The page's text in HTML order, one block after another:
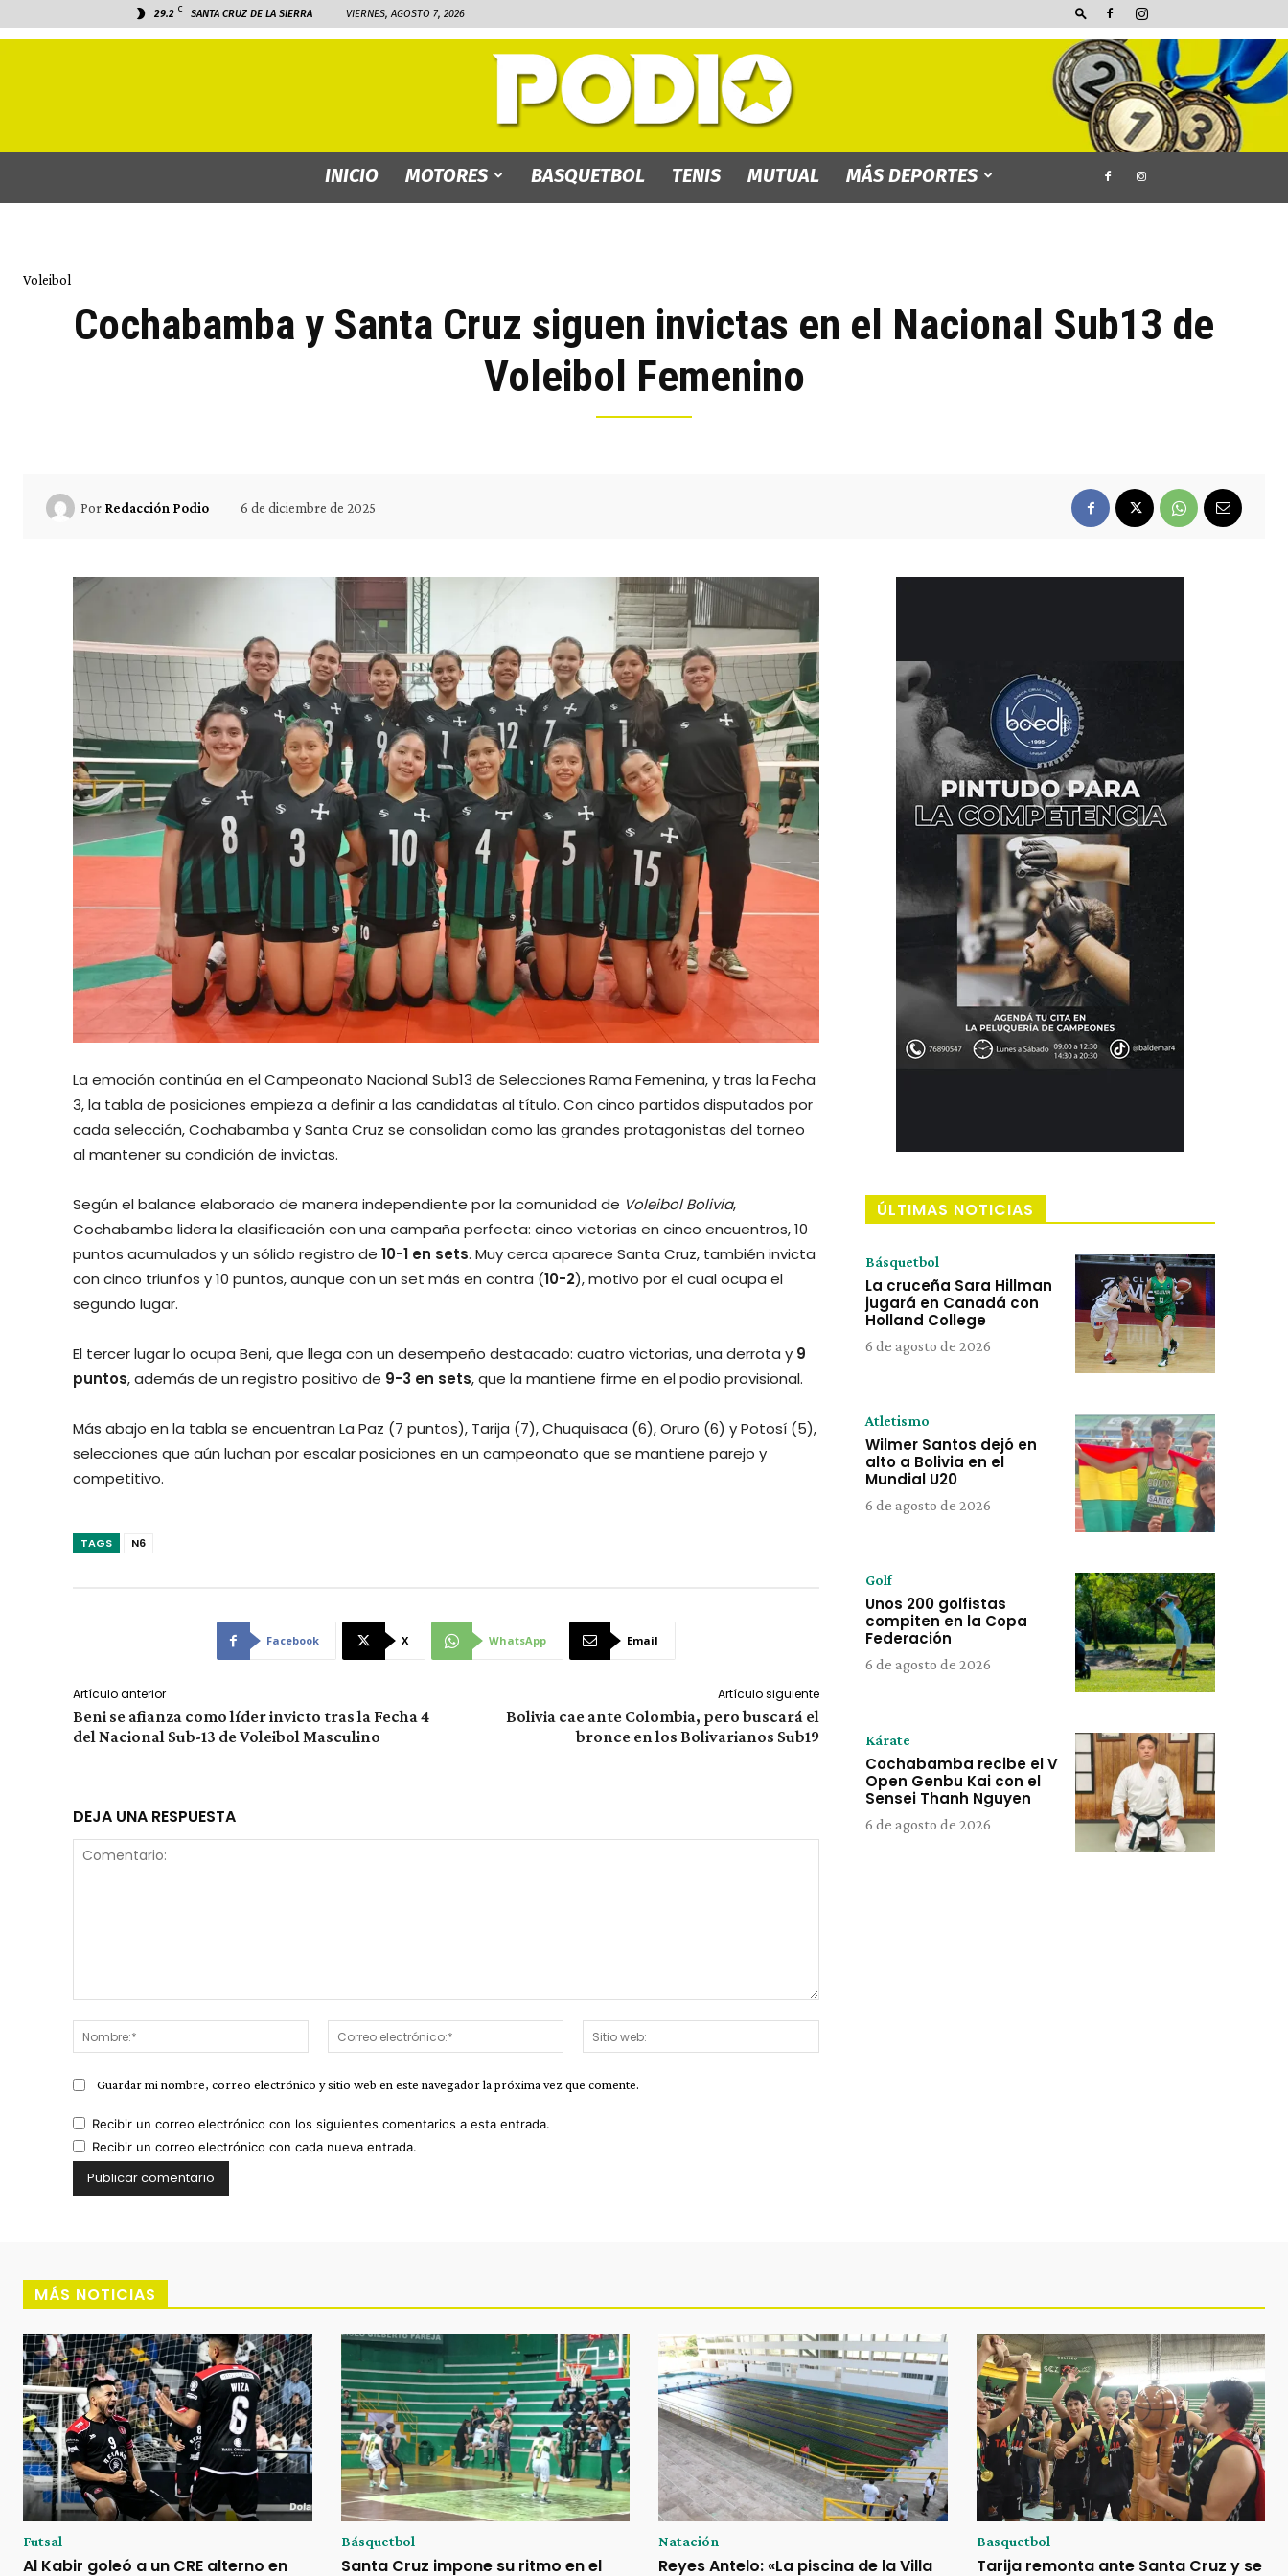
29.2 C SANTA CRUZ DE LA SIERRA VIERNES, AGOSTO 7, 2026
INICIO MOTORES BASQUETBOL TENIS MUTUAL MÁS DEPORTES
Voleibol
Cochabamba y Santa Cruz siguen invictas en el Nacional Sub13 de
Voleibol Femenino
Por Redacción Podio 6 de diciembre de 2025
La emoción continúa en el Campeonato Nacional Sub13 de Selecciones Rama Femenina, y tras la Fecha
3, la tabla de posiciones empieza a definir a las candidatas al título. Con cinco partidos disputados por
cada selección, Cochabamba y Santa Cruz se consolidan como las grandes protagonistas del torneo
al mantener su condición de invictas.
Según el balance elaborado de manera independiente por la comunidad de Voleibol Bolivia,
Cochabamba lidera la clasificación con una campaña perfecta: cinco victorias en cinco encuentros, 10
puntos acumulados y un sólido registro de 10-1 en sets. Muy cerca aparece Santa Cruz, también invicta
con cinco triunfos y 10 puntos, aunque con un set más en contra (10-2), motivo por el cual ocupa el
segundo lugar.
El tercer lugar lo ocupa Beni, que llega con un desempeño destacado: cuatro victorias, una derrota y 9
puntos, además de un registro positivo de 9-3 en sets, que la mantiene firme en el podio provisional.
Más abajo en la tabla se encuentran La Paz (7 puntos), Tarija (7), Chuquisaca (6), Oruro (6) y Potosí (5),
selecciones que aún luchan por escalar posiciones en un campeonato que se mantiene parejo y
competitivo.
TAGS N6
Facebook X WhatsApp Email
Artículo anterior
Beni se afianza como líder invicto tras la Fecha 4
del Nacional Sub-13 de Voleibol Masculino
Artículo siguiente
Bolivia cae ante Colombia, pero buscará el
bronce en los Bolivarianos Sub19
DEJA UNA RESPUESTA
Nombre:*
Correo
electrónico:*
web:
Guardar mi nombre, correo electrónico y sitio web en este navegador la próxima vez que comente.
Recibir un correo electrónico con los siguientes comentarios a esta entrada.
Recibir un correo electrónico con cada nueva entrada.
ÚLTIMAS NOTICIAS
Básquetbol
La cruceña Sara Hillman
jugará en Canadá con
Holland College
6 de agosto de 2026
Atletismo
Wilmer Santos dejó en
alto a Bolivia en el
Mundial U20
6 de agosto de 2026
Golf
Unos 200 golfistas
compiten en la Copa
Federación
6 de agosto de 2026
Kárate
Cochabamba recibe el V
Open Genbu Kai con el
Sensei Thanh Nguyen
6 de agosto de 2026
MÁS NOTICIAS
Futsal
Al Kabir goleó a un CRE alterno en
Básquetbol
Santa Cruz impone su ritmo en el
Natación
Reyes Antelo: «La piscina de la Villa
Basquetbol
Tarija remonta ante Santa Cruz y se